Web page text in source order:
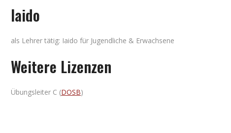
Iaido
als Lehrer tätig: Iaido für Jugendliche & Erwachsene
Weitere Lizenzen
Übungsleiter C (DOSB)